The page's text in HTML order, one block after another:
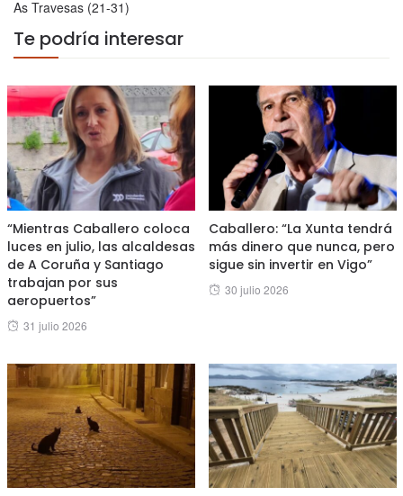
As Travesas (21-31)
Te podría interesar
“Mientras Caballero coloca
luces en julio, las alcaldesas
de A Coruña y Santiago
trabajan por sus
aeropuertos”
Posted
31 julio 2026
Caballero: “La Xunta tendrá
más dinero que nunca, pero
sigue sin invertir en Vigo”
Posted
30 julio 2026